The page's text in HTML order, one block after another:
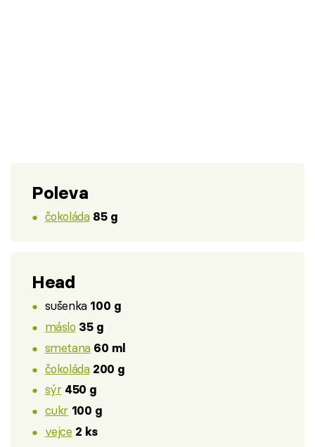
Poleva
čokoláda 85 g
Head
sušenka 100 g
máslo 35 g
smetana 60 ml
čokoláda 200 g
sýr 450 g
cukr 100 g
vejce 2 ks